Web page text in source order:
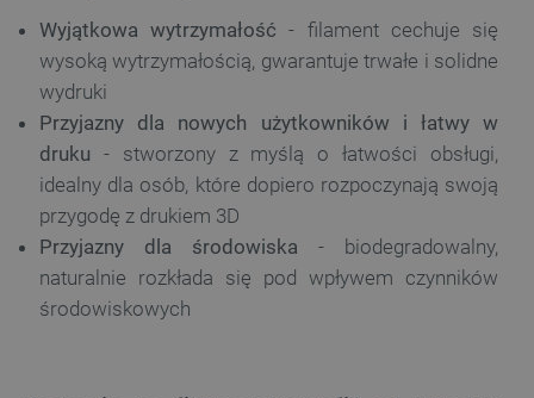
Wyjątkowa wytrzymałość - filament cechuje się
wysoką wytrzymałością, gwarantuje trwałe i solidne
wydruki
Przyjazny dla nowych użytkowników i łatwy w
druku - stworzony z myślą o łatwości obsługi,
idealny dla osób, które dopiero rozpoczynają swoją
przygodę z drukiem 3D
Przyjazny dla środowiska - biodegradowalny,
naturalnie rozkłada się pod wpływem czynników
środowiskowych